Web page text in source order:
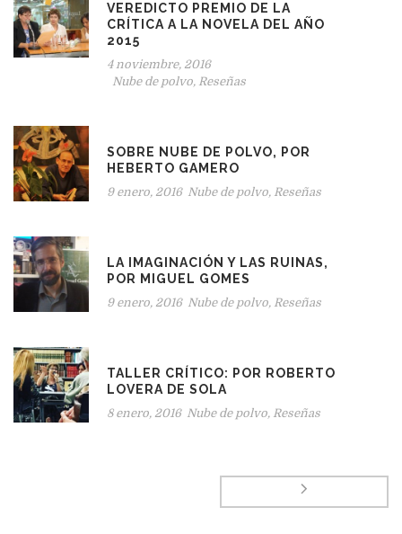
VEREDICTO PREMIO DE LA
CRÍTICA A LA NOVELA DEL AÑO
2015
4 noviembre, 2016
Nube de polvo, Reseñas
SOBRE NUBE DE POLVO, POR
HEBERTO GAMERO
9 enero, 2016 Nube de polvo, Reseñas
LA IMAGINACIÓN Y LAS RUINAS,
POR MIGUEL GOMES
9 enero, 2016 Nube de polvo, Reseñas
TALLER CRÍTICO: POR ROBERTO
LOVERA DE SOLA
8 enero, 2016 Nube de polvo, Reseñas